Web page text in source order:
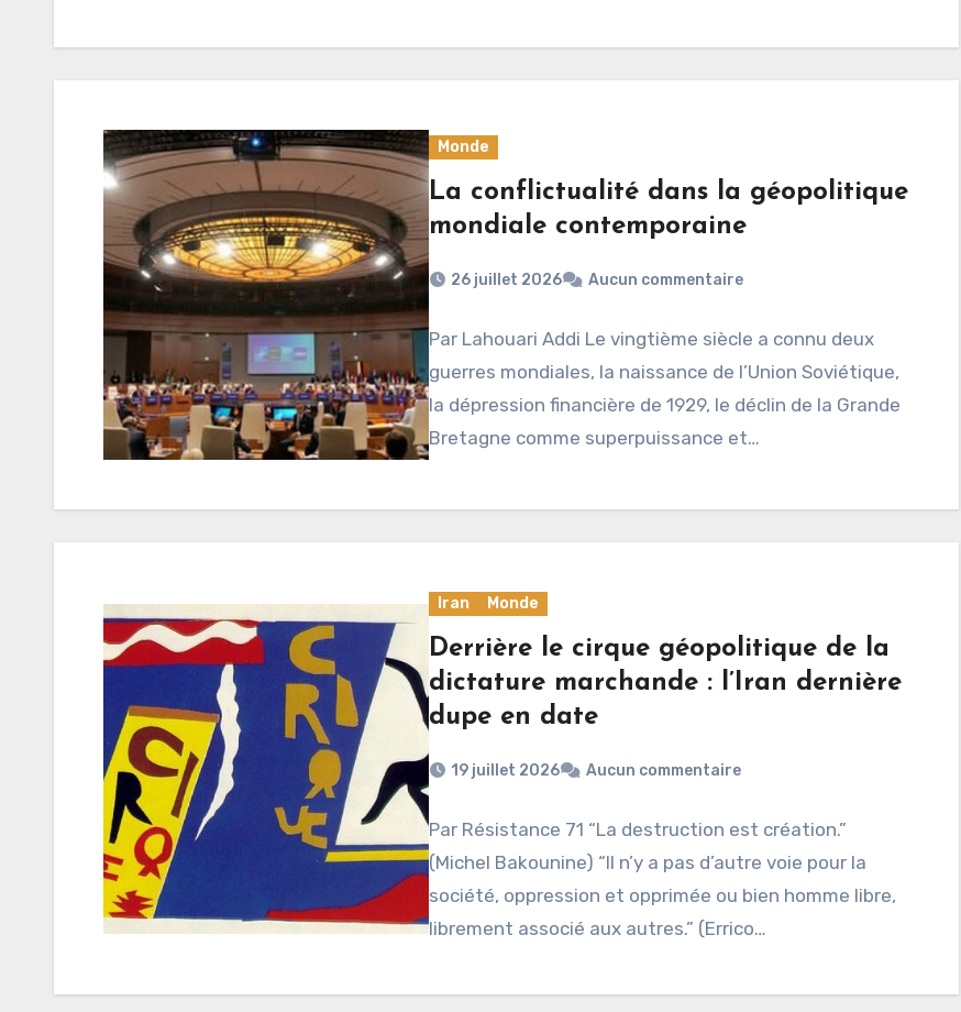
Monde
La conflictualité dans la géopolitique
mondiale contemporaine
26 juillet 2026 Aucun commentaire
Par Lahouari Addi Le vingtième siècle a connu deux
guerres mondiales, la naissance de l’Union Soviétique,
la dépression financière de 1929, le déclin de la Grande
Bretagne comme superpuissance et…
Iran Monde
Derrière le cirque géopolitique de la
dictature marchande : l’Iran dernière
dupe en date
19 juillet 2026 Aucun commentaire
Par Résistance 71 “La destruction est création.”
(Michel Bakounine) “Il n’y a pas d’autre voie pour la
société, oppression et opprimée ou bien homme libre,
librement associé aux autres.” (Errico…